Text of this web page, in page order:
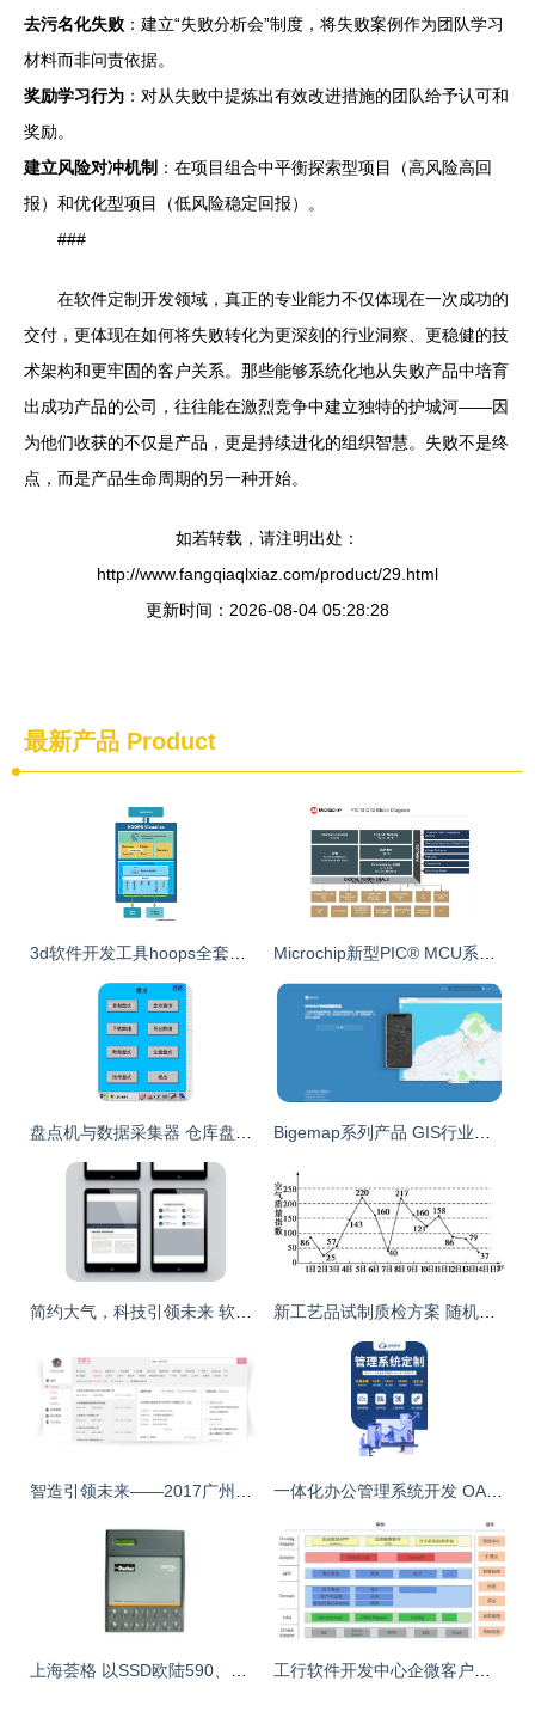
去污名化失败 ：建立“失败分析会”制度，将失败案例作为团队学习
材料而非问责依据。
奖励学习行为 ：对从失败中提炼出有效改进措施的团队给予认可和
奖励。
建立风险对冲机制 ：在项目组合中平衡探索型项目（高风险高回
报）和优化型项目（低风险稳定回报）。
###
在软件定制开发领域，真正的专业能力不仅体现在一次成功的
交付，更体现在如何将失败转化为更深刻的行业洞察、更稳健的技
术架构和更牢固的客户关系。那些能够系统化地从失败产品中培育
出成功产品的公司，往往能在激烈竞争中建立独特的护城河——因
为他们收获的不仅是产品，更是持续进化的组织智慧。失败不是终
点，而是产品生命周期的另一种开始。
如若转载，请注明出处：
http://www.fangqiaqlxiaz.com/product/29.html
更新时间：2026-08-04 05:28:28
最新产品 Product